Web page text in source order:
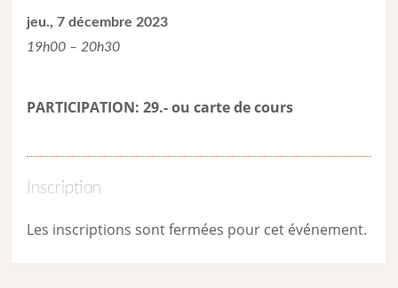
jeu., 7 décembre 2023
19h00 – 20h30
PARTICIPATION: 29.- ou carte de cours
Inscription
Les inscriptions sont fermées pour cet événement.